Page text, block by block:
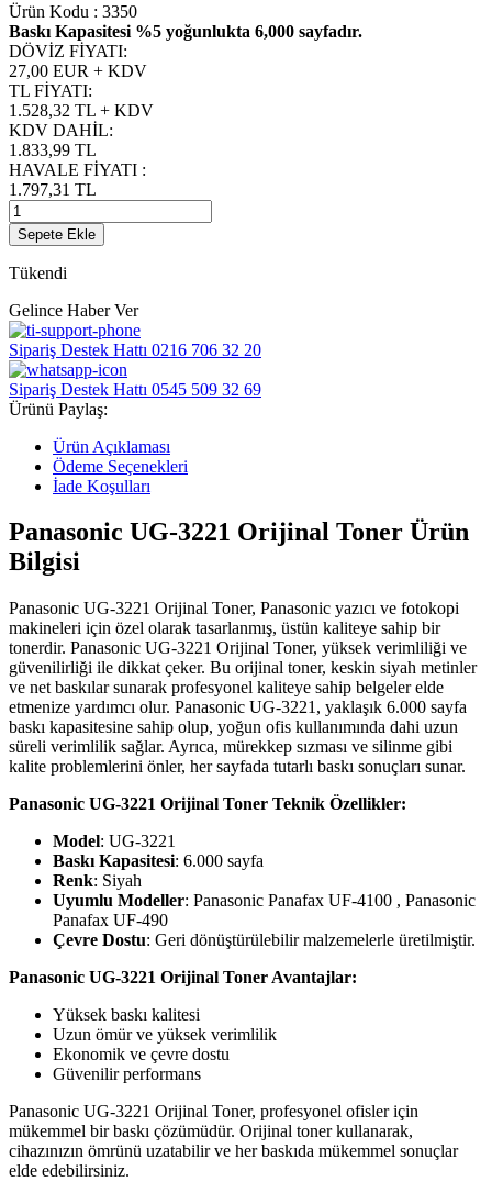
Ürün Kodu : 3350
Baskı Kapasitesi %5 yoğunlukta 6,000 sayfadır.
DÖVİZ FİYATI:
27,00 EUR + KDV
TL FİYATI:
1.528,32 TL + KDV
KDV DAHİL:
1.833,99 TL
HAVALE FİYATI :
1.797,31 TL
Sepete Ekle
Tükendi
Gelince Haber Ver
Sipariş Destek Hattı 0216 706 32 20
Sipariş Destek Hattı 0545 509 32 69
Ürünü Paylaş:
Ürün Açıklaması
Ödeme Seçenekleri
İade Koşulları
Panasonic UG-3221 Orijinal Toner Ürün
Bilgisi
Panasonic UG-3221 Orijinal Toner, Panasonic yazıcı ve fotokopi
makineleri için özel olarak tasarlanmış, üstün kaliteye sahip bir
tonerdir. Panasonic UG-3221 Orijinal Toner, yüksek verimliliği ve
güvenilirliği ile dikkat çeker. Bu orijinal toner, keskin siyah metinler
ve net baskılar sunarak profesyonel kaliteye sahip belgeler elde
etmenize yardımcı olur. Panasonic UG-3221, yaklaşık 6.000 sayfa
baskı kapasitesine sahip olup, yoğun ofis kullanımında dahi uzun
süreli verimlilik sağlar. Ayrıca, mürekkep sızması ve silinme gibi
kalite problemlerini önler, her sayfada tutarlı baskı sonuçları sunar.
Panasonic UG-3221 Orijinal Toner Teknik Özellikler:
Model: UG-3221
Baskı Kapasitesi: 6.000 sayfa
Renk: Siyah
Uyumlu Modeller: Panasonic Panafax UF-4100 , Panasonic
Panafax UF-490
Çevre Dostu: Geri dönüştürülebilir malzemelerle üretilmiştir.
Panasonic UG-3221 Orijinal Toner Avantajlar:
Yüksek baskı kalitesi
Uzun ömür ve yüksek verimlilik
Ekonomik ve çevre dostu
Güvenilir performans
Panasonic UG-3221 Orijinal Toner, profesyonel ofisler için
mükemmel bir baskı çözümüdür. Orijinal toner kullanarak,
cihazınızın ömrünü uzatabilir ve her baskıda mükemmel sonuçlar
elde edebilirsiniz.